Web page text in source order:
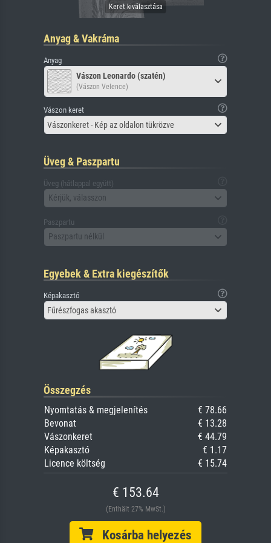
Anyag & Vakráma
Anyag
Vászon Leonardo (szatén)
(Vászon Velence)
Vászon keret
Vászonkeret - Kép az oldalon tükrözve
Üveg & Paszpartu
Üveg (hátlappal együtt)
Kérjük, válasszon
Paszpartu
Paszpartu nélkül
Egyebek & Extra kiegészítők
Képakasztó
Fűrészfogas akasztó
Összegzés
Nyomtatás & megjelenítés
€ 78.66
Bevonat
€ 13.28
Vászonkeret
€ 44.79
Képakasztó
€ 1.17
Licence költség
€ 15.74
€ 153.64
(Enthält 27% MwSt.)
Kosárba helyezés